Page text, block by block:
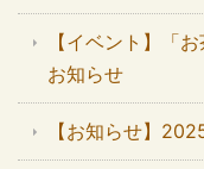
【イベント】「
お知らせ
【お知らせ】